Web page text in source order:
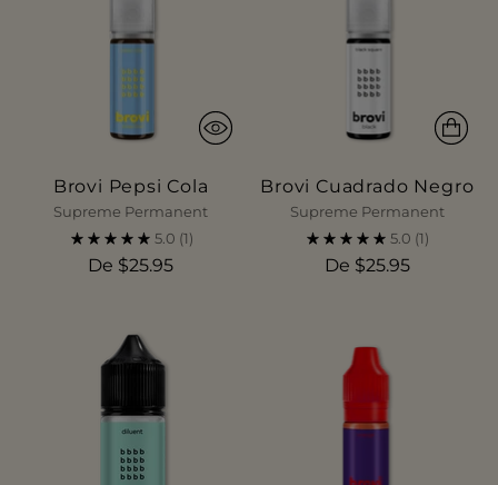
Brovi Pepsi Cola
Supreme Permanent
5.0 (1)
De $25.95
Brovi Cuadrado Negro
Supreme Permanent
5.0 (1)
De $25.95